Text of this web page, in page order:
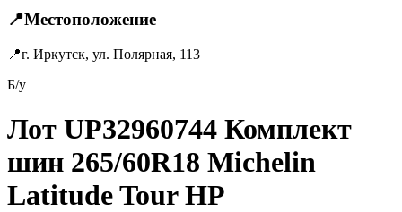
📍Местоположение
📍г. Иркутск, ул. Полярная, 113
Б/у
Лот UP32960744 Комплект
шин 265/60R18 Michelin
Latitude Tour HP